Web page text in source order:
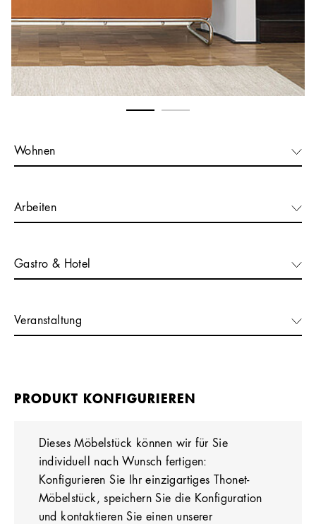
Wohnen
Arbeiten
Gastro & Hotel
Veranstaltung
PRODUKT KONFIGURIEREN
Dieses Möbelstück können wir für Sie
individuell nach Wunsch fertigen:
Konfigurieren Sie Ihr einzigartiges Thonet-
Möbelstück, speichern Sie die Konfiguration
und kontaktieren Sie einen unserer